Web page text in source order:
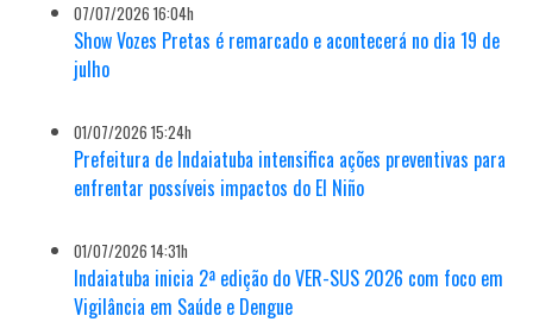
07/07/2026 16:04h
Show Vozes Pretas é remarcado e acontecerá no dia 19 de
julho
01/07/2026 15:24h
Prefeitura de Indaiatuba intensifica ações preventivas para
enfrentar possíveis impactos do El Niño
01/07/2026 14:31h
Indaiatuba inicia 2ª edição do VER-SUS 2026 com foco em
Vigilância em Saúde e Dengue